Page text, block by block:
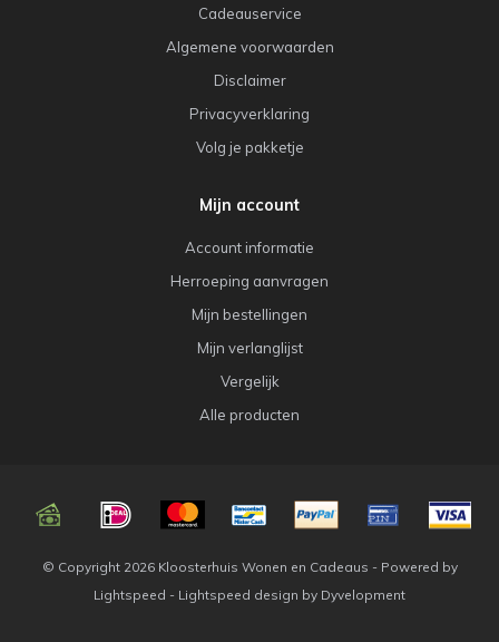
Cadeauservice
Algemene voorwaarden
Disclaimer
Privacyverklaring
Volg je pakketje
Mijn account
Account informatie
Herroeping aanvragen
Mijn bestellingen
Mijn verlanglijst
Vergelijk
Alle producten
© Copyright 2026 Kloosterhuis Wonen en Cadeaus - Powered by
Lightspeed - Lightspeed design by Dyvelopment